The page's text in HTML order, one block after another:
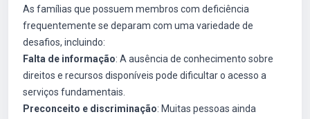
As famílias que possuem membros com deficiência
frequentemente se deparam com uma variedade de
desafios, incluindo:
Falta de informação: A ausência de conhecimento sobre
direitos e recursos disponíveis pode dificultar o acesso a
serviços fundamentais.
Preconceito e discriminação: Muitas pessoas ainda